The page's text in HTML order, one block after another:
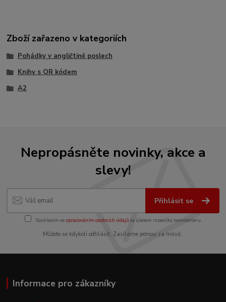
Zboží zařazeno v kategoriích
Pohádky v angličtině poslech
Knihy s QR kódem
A2
Nepropásněte novinky, akce a
slevy!
Přihlásit se
Souhlasím se zpracováním osobních údajůza účelem rozesílky newsletteru.
Můžete se kdykoli odhlásit. Zasíláme jednou za měsíc.
Informace pro zákazníky